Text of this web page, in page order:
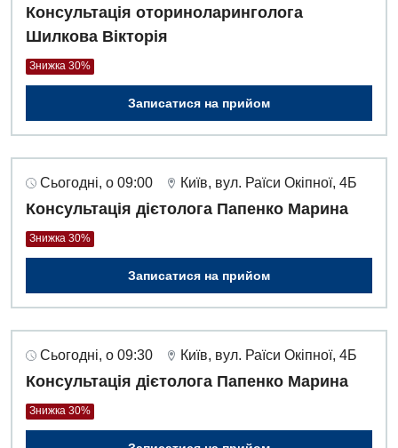
Консультація оториноларинголога
Шилкова Вікторія
Знижка 30%
Записатися на прийом
Сьогодні, о 09:00 Київ, вул. Раїси Окіпної, 4Б
Консультація дієтолога Папенко Марина
Знижка 30%
Записатися на прийом
Сьогодні, о 09:30 Київ, вул. Раїси Окіпної, 4Б
Консультація дієтолога Папенко Марина
Знижка 30%